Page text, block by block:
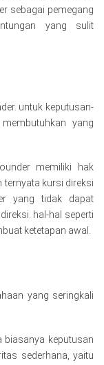
sebagai pemegang
yang sulit
untuk keputusan-
yang
memiliki hak
ternyata kursi direksi
yang tidak dapat
hal-hal seperti
ketetapan awal.
yang seringkali
biasanya keputusan
sederhana, yaitu